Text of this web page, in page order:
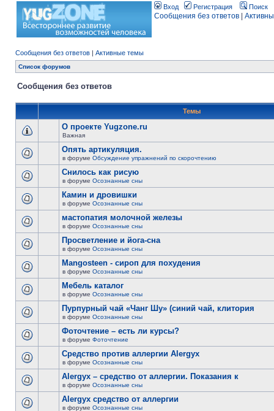
Вход Регистрация Поиск
Сообщения без ответов
Сообщения без ответов | Активные темы
Список форумов
Сообщения без ответов
Темы
О проекте Yugzone.ru
Важная
Опять артикуляция.
в форуме Обсуждение упражнений по скорочтению
Снилось как рисую
в форуме Осознанные сны
Камин и дровишки
в форуме Осознанные сны
мастопатия молочной железы
в форуме Осознанные сны
Просветление и йога-сна
в форуме Осознанные сны
Mangosteen - сироп для похудения
в форуме Осознанные сны
Мебель каталог
в форуме Осознанные сны
Пурпурный чай «Чанг Шу» (синий чай, клитория
в форуме Осознанные сны
Фоточтение – есть ли курсы?
в форуме Фоточтение
Cредство против аллергии Alergyx
в форуме Осознанные сны
Alergyx – средство от аллергии. Показания к
в форуме Осознанные сны
Alergyx средство от аллергии
в форуме Осознанные сны